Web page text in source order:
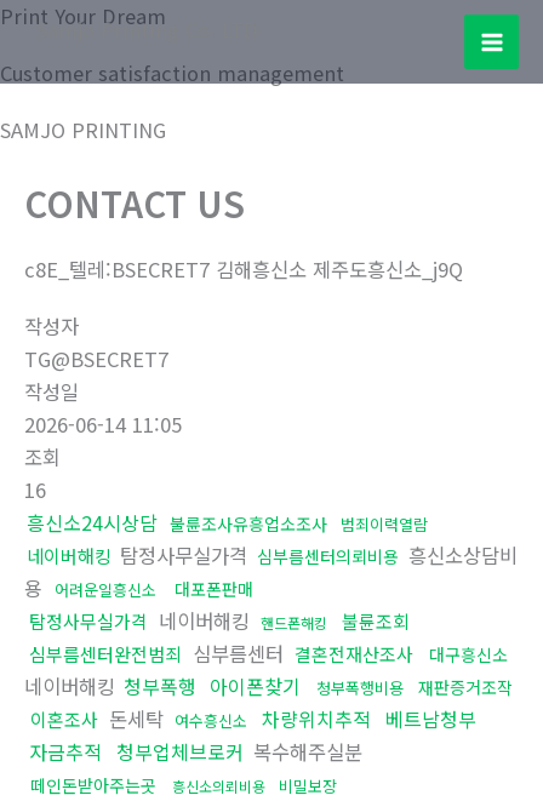
콘
츠
건
Samjo Printing Co. LTD.
Main
Print Your Dream
Customer satisfaction management
SAMJO PRINTING
CONTACT US
c8E_텔레:BSECRET7 김해흥신소 제주도흥신소_j9Q
작성자
TG@BSECRET7
작성일
2026-06-14 11:05
조회
16
흥신소24시상담 불륜조사유흥업소조사 범죄이력열람
네이버해킹 탐정사무실가격 심부름센터의뢰비용 흥신소상담비
용
어려운일흥신소 대포폰판매
탐정사무실가격 네이버해킹 핸드폰해킹
불륜조회
심부름센터완전범죄 심부름센터 결혼전재산조사 대구흥신소
네이버해킹 청부폭행 아이폰찾기 청부폭행비용 재판증거조작
이혼조사 돈세탁 여수흥신소 차량위치추적
베트남청부
자금추적
청부업체브로커 복수해주실분
떼인돈받아주는곳 흥신소의뢰비용 비밀보장